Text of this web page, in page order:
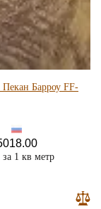
Барроу FF-
1 кв метр